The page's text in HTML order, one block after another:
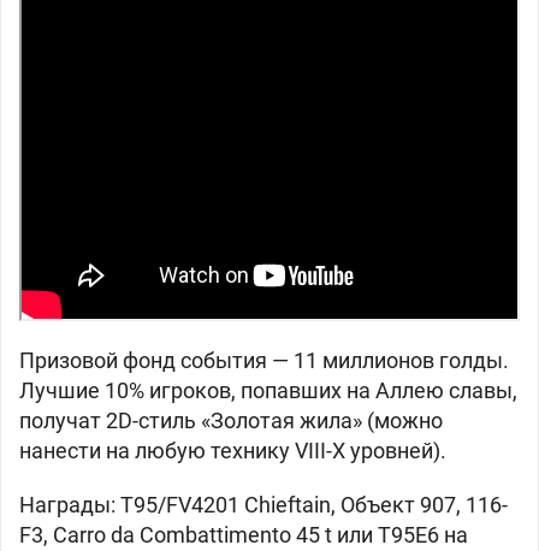
Призовой фонд события — 11 миллионов голды.
Лучшие 10% игроков, попавших на Аллею славы,
получат 2D-стиль «Золотая жила» (можно
нанести на любую технику VIII-X уровней).
Награды: T95/FV4201 Chieftain, Объект 907, 116-
F3, Carro da Combattimento 45 t или T95E6 на